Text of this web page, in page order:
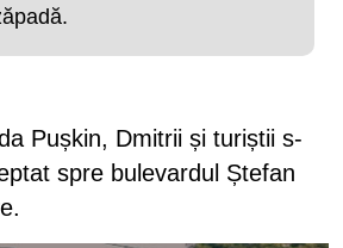
Pușkin, Dmitrii și turiștii s-
spre bulevardul Ștefan